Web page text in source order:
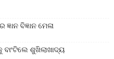
ବିଜ୍ଞାନ ମେଳା
ଶୁଖିଲାଖାଦ୍ୟ